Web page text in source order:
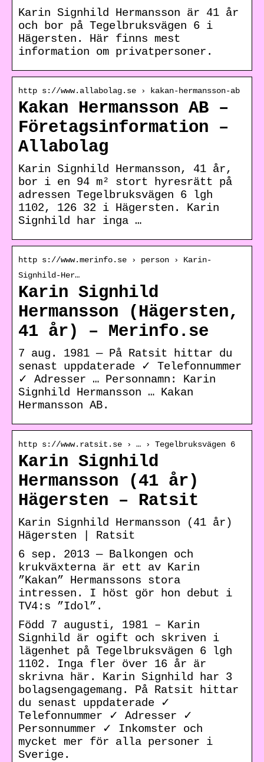
Karin Signhild Hermansson är 41 år
och bor på Tegelbruksvägen 6 i
Hägersten. Här finns mest
information om privatpersoner.
http s://www.allabolag.se › kakan-hermansson-ab
Kakan Hermansson AB –
Företagsinformation –
Allabolag
Karin Signhild Hermansson, 41 år,
bor i en 94 m² stort hyresrätt på
adressen Tegelbruksvägen 6 lgh
1102, 126 32 i Hägersten. Karin
Signhild har inga …
http s://www.merinfo.se › person › Karin-
Signhild-Her…
Karin Signhild
Hermansson (Hägersten,
41 år) – Merinfo.se
7 aug. 1981 — På Ratsit hittar du
senast uppdaterade ✓ Telefonnummer
✓ Adresser … Personnamn: Karin
Signhild Hermansson … Kakan
Hermansson AB.
http s://www.ratsit.se › … › Tegelbruksvägen 6
Karin Signhild
Hermansson (41 år)
Hägersten – Ratsit
Karin Signhild Hermansson (41 år)
Hägersten | Ratsit
6 sep. 2013 — Balkongen och
krukväxterna är ett av Karin
”Kakan” Hermanssons stora
intressen. I höst gör hon debut i
TV4:s ”Idol”.
Född 7 augusti, 1981 – Karin
Signhild är ogift och skriven i
lägenhet på Tegelbruksvägen 6 lgh
1102. Inga fler över 16 år är
skrivna här. Karin Signhild har 3
bolagsengagemang. På Ratsit hittar
du senast uppdaterade ✓
Telefonnummer ✓ Adresser ✓
Personnummer ✓ Inkomster och
mycket mer för alla personer i
Sverige.